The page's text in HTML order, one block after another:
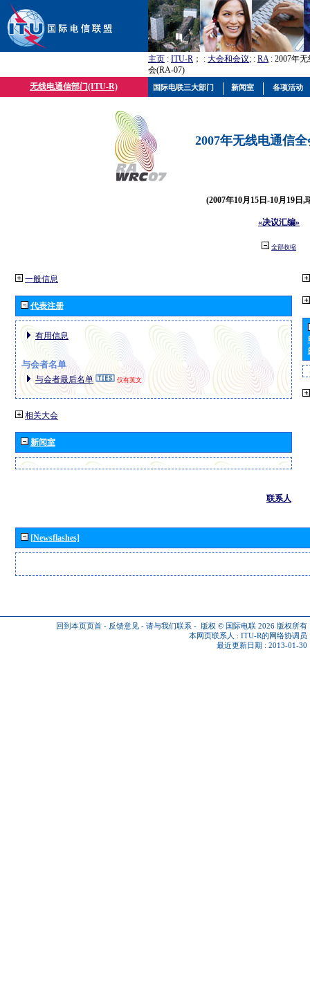
主页 : ITU-R ； : 大会和会议; : RA: 2007年
会(RA-07)
无线电通信部门(ITU-R)
2007年无线电通信
(2007年10月15日-10月19日,
«决议汇编»
全部收缩
一般信息
代表注册
有用信息
与会者名单
与会者最后名单 仅有英文
相关大会
新闻室
联系人
[Newsflashes]
回到本页页首 - 反馈意见 - 请与我们联系 - 版权 © 国际电联 2026 版权所有
本网页联系人 : ITU-R的网络协调员
最近更新日期 : 2013-01-30
国际电联三大部门 新闻室 各项活动